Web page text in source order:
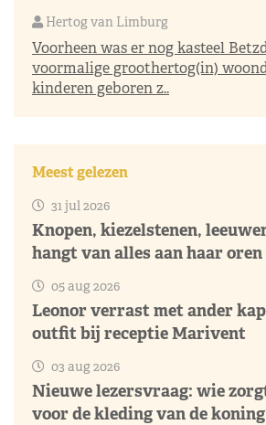
Hertog van Limburg
Voorheen was er nog kasteel
voormalige groothertog(in)
kinderen geboren z..
Meest gelezen
31 jul 2026
Knopen, kiezelstenen,
hangt van alles aan haar oren
05 aug 2026
Leonor verrast met ander
outfit bij receptie Marivent
03 aug 2026
Nieuwe lezersvraag: wie
voor de kleding van de